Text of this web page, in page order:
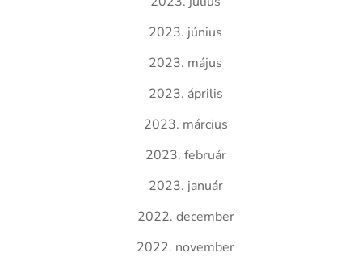
2023. június
2023. május
2023. április
2023. március
2023. február
2023. január
2022. december
2022. november